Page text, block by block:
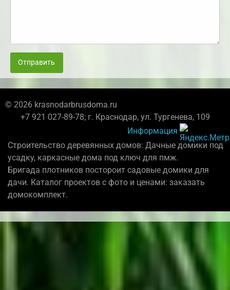
Отправить
© 2026 krasnodarbrusdoma.ru
+7 921 027-89-78; г. Краснодар, ул. Тургенева, 109
Информация
Строительство деревянных домов: Дачные домики под
усадку, каркасные дома под ключ для пмж.
Бригада плотников постороит садовые домики для
дачи. Каталог проектов с фото и ценами: заказать
домокомплект.